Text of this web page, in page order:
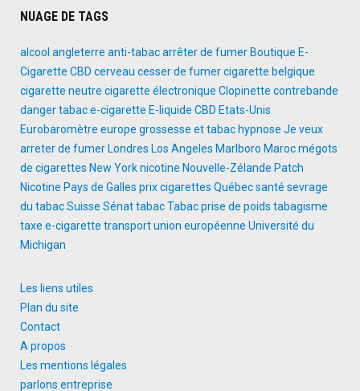
NUAGE DE TAGS
alcool angleterre anti-tabacarrêter de fumer Boutique E-
Cigarette CBD cerveau cesser de fumercigarette belgique
cigarette neutre cigarette électronique Clopinette contrebande
danger tabace-cigarette E-liquide CBD Etats-Unis
Eurobaromètre europe grossesse et tabac hypnose Je veux
arreter de fumer Londres Los Angeles Marlboro Marocmégots
de cigarettes New Yorknicotine Nouvelle-Zélande Patch
Nicotine Pays de Galles prix cigarettes Québecsanté sevrage
du tabacSuisse SénattabacTabac prise de poids tabagisme
taxe e-cigarette transportunion européenne Université du
Michigan
Les liens utiles
Plan du site
Contact
A propos
Les mentions légales
parlons entreprise